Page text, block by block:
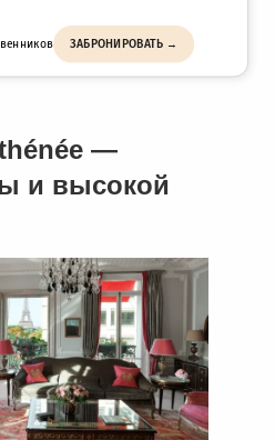
ЗАБРОНИРОВАТЬ →
—
и высокой